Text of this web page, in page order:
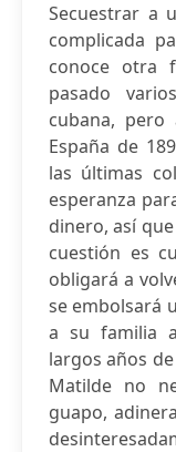
Secuestrar a
complicada
conoce otra
pasado
cubana,
España de
las últimas
esperanza
dinero, así
cuestión es
obligará a
se embolsará
a su familia
largos años
Matilde no
guapo,